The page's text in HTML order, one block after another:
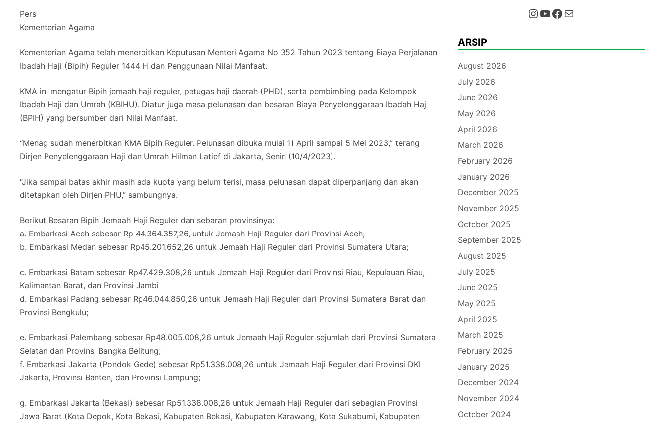
Pers
Kementerian Agama
Kementerian Agama telah menerbitkan Keputusan Menteri Agama No 352 Tahun 2023 tentang Biaya Perjalanan
Ibadah Haji (Bipih) Reguler 1444 H dan Penggunaan Nilai Manfaat.
KMA ini mengatur Bipih jemaah haji reguler, petugas haji daerah (PHD), serta pembimbing pada Kelompok
Ibadah Haji dan Umrah (KBIHU). Diatur juga masa pelunasan dan besaran Biaya Penyelenggaraan Ibadah Haji
(BPIH) yang bersumber dari Nilai Manfaat.
“Menag sudah menerbitkan KMA Bipih Reguler. Pelunasan dibuka mulai 11 April sampai 5 Mei 2023,” terang
Dirjen Penyelenggaraan Haji dan Umrah Hilman Latief di Jakarta, Senin (10/4/2023).
“Jika sampai batas akhir masih ada kuota yang belum terisi, masa pelunasan dapat diperpanjang dan akan
ditetapkan oleh Dirjen PHU,” sambungnya.
Berikut Besaran Bipih Jemaah Haji Reguler dan sebaran provinsinya:
a. Embarkasi Aceh sebesar Rp 44.364.357,26, untuk Jemaah Haji Reguler dari Provinsi Aceh;
b. Embarkasi Medan sebesar Rp45.201.652,26 untuk Jemaah Haji Reguler dari Provinsi Sumatera Utara;
c. Embarkasi Batam sebesar Rp47.429.308,26 untuk Jemaah Haji Reguler dari Provinsi Riau, Kepulauan Riau,
Kalimantan Barat, dan Provinsi Jambi
d. Embarkasi Padang sebesar Rp46.044.850,26 untuk Jemaah Haji Reguler dari Provinsi Sumatera Barat dan
Provinsi Bengkulu;
e. Embarkasi Palembang sebesar Rp48.005.008,26 untuk Jemaah Haji Reguler sejumlah dari Provinsi Sumatera
Selatan dan Provinsi Bangka Belitung;
f. Embarkasi Jakarta (Pondok Gede) sebesar Rp51.338.008,26 untuk Jemaah Haji Reguler dari Provinsi DKI
Jakarta, Provinsi Banten, dan Provinsi Lampung;
g. Embarkasi Jakarta (Bekasi) sebesar Rp51.338.008,26 untuk Jemaah Haji Reguler dari sebagian Provinsi
Jawa Barat (Kota Depok, Kota Bekasi, Kabupaten Bekasi, Kabupaten Karawang, Kota Sukabumi, Kabupaten
InstagramYouTube Facebook Mail
ARSIP
August 2026
July 2026
June 2026
May 2026
April 2026
March 2026
February 2026
January 2026
December 2025
November 2025
October 2025
September 2025
August 2025
July 2025
June 2025
May 2025
April 2025
March 2025
February 2025
January 2025
December 2024
November 2024
October 2024